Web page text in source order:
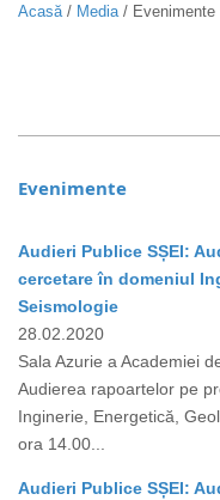
Acasă/ Media/ Evenimente
Evenimente
Audieri Publice SȘEI:
cercetare în domeniul
Seismologie
28.02.2020
Sala Azurie a Academiei
Audierea rapoartelor pe
Inginerie, Energetică,
ora 14.00...
Audieri Publice SȘEI: